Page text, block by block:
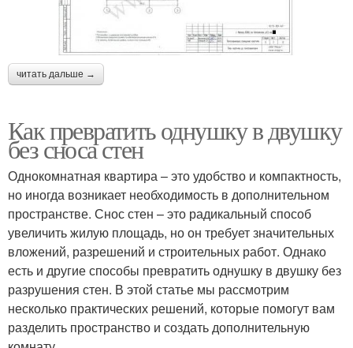
читать дальше →
Как превратить однушку в двушку
без сноса стен
Однокомнатная квартира – это удобство и компактность,
но иногда возникает необходимость в дополнительном
пространстве. Снос стен – это радикальный способ
увеличить жилую площадь, но он требует значительных
вложений, разрешений и строительных работ. Однако
есть и другие способы превратить однушку в двушку без
разрушения стен. В этой статье мы рассмотрим
несколько практических решений, которые помогут вам
разделить пространство и создать дополнительную